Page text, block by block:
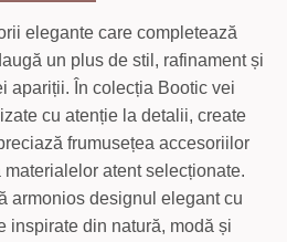
elegante care completează
un plus de stil, rafinament și
apariții. În colecția Bootic vei
cu atenție la detalii, create
frumusețea accesoriilor
atent selecționate.
armonios designul elegant cu
inspirate din natură, modă și